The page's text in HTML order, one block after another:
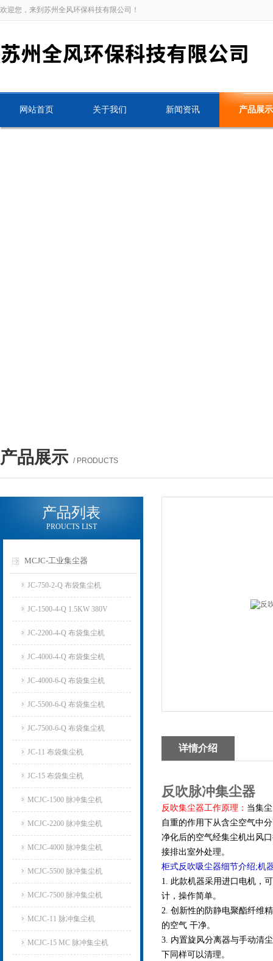
欢迎您，来到苏州全风环保科技有限公司！
网站首页 关于我们 新闻资讯 产品展示
产品展示 / PRODUCTS
产品列表
PROUCTS LIST
MCJC-工业集尘器
JC-750-2-Q 布袋集尘机
JC-1500-4-Q 1.5KW 380V
JC-2200-4-Q 布袋集尘机
JC-4000-4-Q 布袋集尘机
JC-4000-6-Q 布袋集尘机
JC-5500-6-Q 布袋集尘机
JC-7500-6-Q 布袋集尘机
JC-11 布袋集尘机
JC-15 布袋集尘机
MCJC-1500 脉冲集尘机
MCJC-2200 脉冲集尘机
MCJC-4000 脉冲集尘机
MCJC-5500 脉冲集尘机
MCJC-7500 脉冲集尘机
MCJC-11 脉冲集尘机
MCJC-15 MC 脉冲集尘机
详情介绍
反吹脉冲集尘器
反吹集尘器工作原理： 当集
自重的作用下从含尘空气中
净化后的空气经集尘机出风
接排出室外处理。
柜式反吹吸尘器细节介绍;机
1. 此款机器采用进口电机，
计，操作简单。
2. 创新性的防静电聚酯纤维
的空气 干净。
3. 内置旋风分离器与手动清
下同样可以清理。